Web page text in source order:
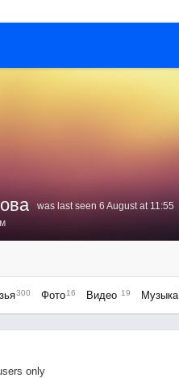
was last seen 6 August at 11:55
300 Фото 16 Видео 19 Музыка
only